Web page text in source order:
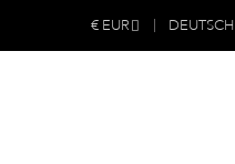
€ EUR DEUTSCH